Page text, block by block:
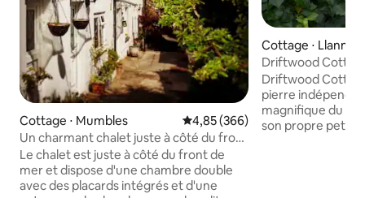
Cottage ⋅ Mumbles Évaluation moyenne sur la
4,85 (366)
Un charmant chalet juste à côté du front
de mer.
Le chalet est juste à côté du front de
mer et dispose d'une chambre double
avec des placards intégrés et d'une
Cottage ⋅
Driftwood
escapade parfaite
Driftwood
pierre
magnifique du
son propre petit